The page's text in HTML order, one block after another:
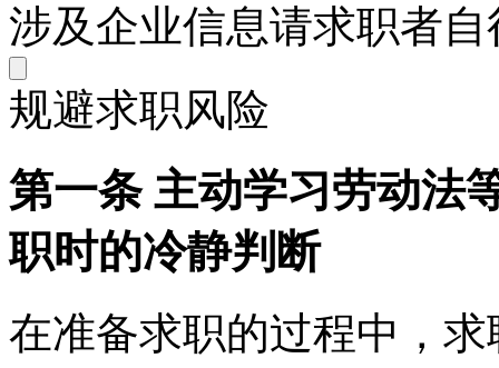
涉及企业信息请求职者
规避求职风险
第一条 主动学习劳动法
职时的冷静判断
在准备求职的过程中，